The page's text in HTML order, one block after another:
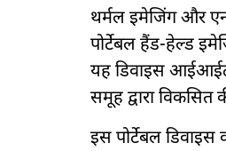
थर्मल इमेजिंग और
पोर्टेबल हैंड-हेल्ड
यह डिवाइस
समूह द्वारा
इस पोर्टेबल